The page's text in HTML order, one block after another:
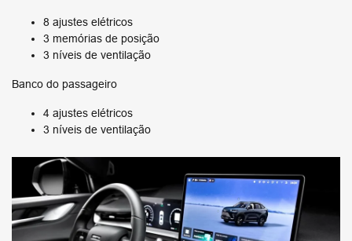
8 ajustes elétricos
3 memórias de posição
3 níveis de ventilação
Banco do passageiro
4 ajustes elétricos
3 níveis de ventilação